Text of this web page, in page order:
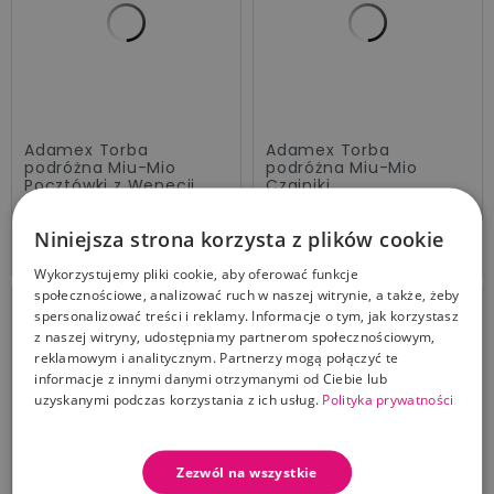
Adamex Torba
podróżna Miu-Mio
Pocztówki z Wenecji
Dodaj Do Koszyka
Adamex Torba
podróżna Miu-Mio
Czajniki
Dodaj Do Koszyka
Niniejsza strona korzysta z plików cookie
Wykorzystujemy pliki cookie, aby oferować funkcje
społecznościowe, analizować ruch w naszej witrynie, a także, żeby
spersonalizować treści i reklamy. Informacje o tym, jak korzystasz
z naszej witryny, udostępniamy partnerom społecznościowym,
reklamowym i analitycznym. Partnerzy mogą połączyć te
informacje z innymi danymi otrzymanymi od Ciebie lub
uzyskanymi podczas korzystania z ich usług. Polityka prywatności
Zezwól na wszystkie